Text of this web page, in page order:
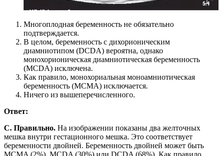
Многоплодная беременность не обязательно
подтверждается.
В целом, беременность с дихорионическим
диамниотипом (DCDA) вероятна, однако
монохорионическая диамниотическая беременность
(MCDA) исключена.
Как правило, монохориальная моноамниотическая
беременность (MCMA) исключается.
Ничего из вышеперечисленного.
Ответ:
C. Правильно. На изображении показаны два желточных
мешка внутри гестационного мешка. Это соответствует
беременности двойней. Беременность двойней может быть